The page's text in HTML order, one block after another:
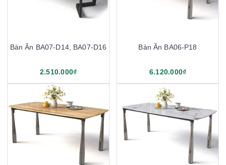
Bàn Ăn BA07-D14, BA07-D16
2.510.000₫
Bàn Ăn BA06-P18
6.120.000₫